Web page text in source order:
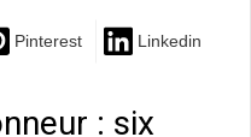
Pinterest Linkedin
: six